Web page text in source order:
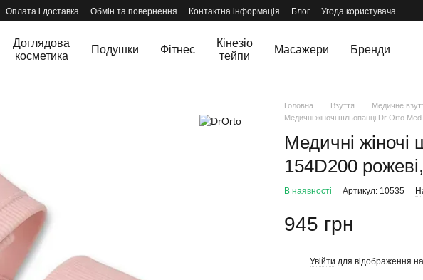
Оплата і доставка Обмін та повернення Контактна інформація Блог Угода користувача
Доглядова
косметика
Подушки Фітнес
Кінезіо
тейпи
Масажери Бренди
Головна Взуття Медичне
Медичні жіночі шльопанці Dr Orto
Медичні
154D200
В наявності Артикул: 10535
945 грн
Увійти для відображення